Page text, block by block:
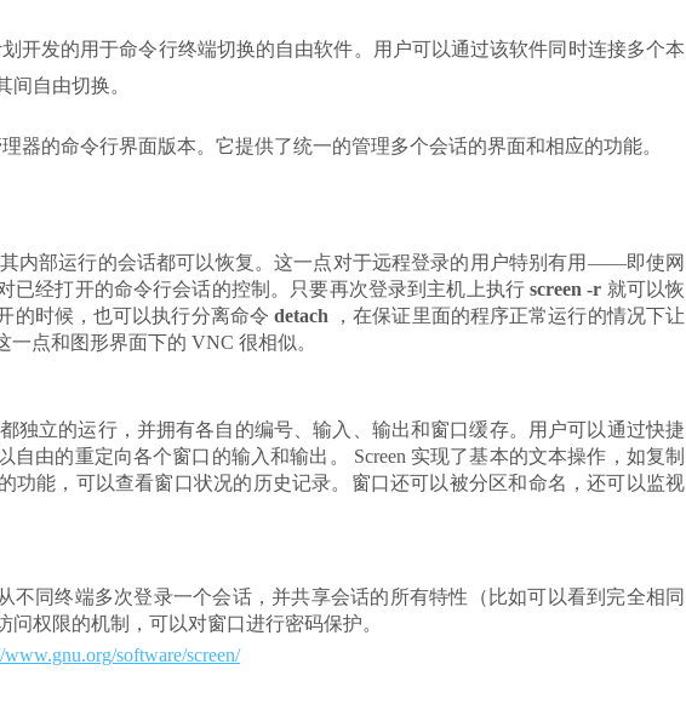
开发的用于命令行终端切换的自由软件。用户可以通过该软件同时连接多个本
间自由切换。
器的命令行界面版本。它提供了统一的管理多个会话的界面和相应的功能。
其内部运行的会话都可以恢复。这一点对于远程登录的用户特别有用——即使网
已经打开的命令行会话的控制。只要再次登录到主机上执行screen -r 就可以恢
的时候，也可以执行分离命令detach ，在保证里面的程序正常运行的情况下让
一点和图形界面下的 VNC 很相似。
独立的运行，并拥有各自的编号、输入、输出和窗口缓存。用户可以通过快捷
自由的重定向各个窗口的输入和输出。 Screen 实现了基本的文本操作，如复制
功能，可以查看窗口状况的历史记录。窗口还可以被分区和命名，还可以监视
不同终端多次登录一个会话，并共享会话的所有特性（比如可以看到完全相同
问权限的机制，可以对窗口进行密码保护。
www.gnu.org/software/screen/